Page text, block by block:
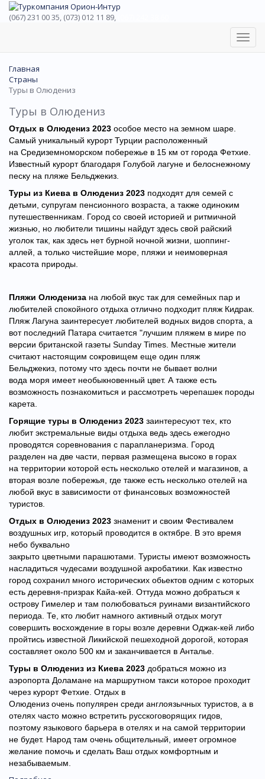
(067) 231 00 35, (073) 012 11 89,
Главная
Страны
Туры в Олюдениз
Туры в Олюдениз
Отдых в Олюдениз 2023 особое место на земном шаре.
Самый уникальный курорт Турции расположенный
на Средиземноморском побережье в 15 км от города Фетхие.
Известный курорт благодаря Голубой лагуне и белоснежному
песку на пляже Бельджекиз.
Туры из Киева в Олюдениз 2023 подходят для семей с
детьми, супругам пенсионного возраста, а также одиноким
путешественникам. Город со своей историей и ритмичной
жизнью, но любители тишины найдут здесь свой райский
уголок так, как здесь нет бурной ночной жизни, шоппинг-
аллей, а только чистейшие море, пляжи и неимоверная
красота природы.
Пляжи Олюдениза на любой вкус так для семейных пар и
любителей спокойного отдыха отлично подходит пляж Кидрак.
Пляж Лагуна заинтересует любителей водных видов спорта, а
вот последний Патара считается "лучшим пляжем в мире по
версии британской газеты Sunday Times. Местные жители
считают настоящим сокровищем еще один пляж
Бельджекиз, потому что здесь почти не бывает волни
вода моря имеет необыкновенный цвет. А также есть
возможность познакомиться и рассмотреть черепашек породы
карета.
Горящие туры в Олюдениз 2023 заинтересуют тех, кто
любит экстремальные виды отдыха ведь здесь ежегодно
проводятся соревнования с парапланеризма. Город
разделен на две части, первая размещена высоко в горах
на территории которой есть несколько отелей и магазинов, а
вторая возле побережья, где также есть несколько отелей на
любой вкус в зависимости от финансовых возможностей
туристов.
Отдых в Олюдениз 2023 знаменит и своим Фестивалем
воздушных игр, который проводится в октябре. В это время
небо буквально
закрыто цветными парашютами. Туристы имеют возможность
насладиться чудесами воздушной акробатики. Как известно
город сохранил много исторических обьектов одним с которых
есть деревня-призрак Кайа-кей. Оттуда можно добраться к
острову Гимелер и там полюбоваться руинами византийского
периода. Те, кто любит намного активный отдых могут
совершить восхождение в горы возле деревни Оджак-кей либо
пройтись известной Ликийской пешеходной дорогой, которая
составляет около 500 км и заканчивается в Анталье.
Туры в Олюдениз из Киева 2023 добраться можно из
аэропорта Доламане на маршрутном такси которое проходит
через курорт Фетхие. Отдых в
Олюдениз очень популярен среди англоязычных туристов, а в
отелях часто можно встретить русскоговорящих гидов,
поэтому языкового барьера в отелях и на самой территории
не будет. Народ там очень общительный, имеет огромное
желание помочь и сделать Ваш отдых комфортным и
незабываемым.